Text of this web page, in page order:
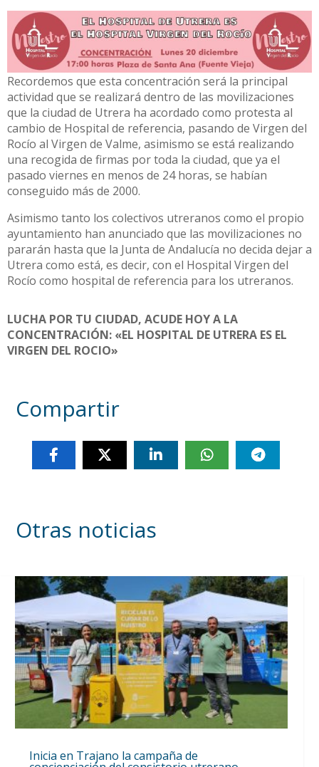
Recordemos que esta concentración será la principal
actividad que se realizará dentro de las movilizaciones
que la ciudad de Utrera ha acordado como protesta al
cambio de Hospital de referencia, pasando de Virgen del
Rocío al Virgen de Valme, asimismo se está realizando
una recogida de firmas por toda la ciudad, que ya el
pasado viernes en menos de 24 horas, se habían
conseguido más de 2000.
Asimismo tanto los colectivos utreranos como el propio
ayuntamiento han anunciado que las movilizaciones no
pararán hasta que la Junta de Andalucía no decida dejar a
Utrera como está, es decir, con el Hospital Virgen del
Rocío como hospital de referencia para los utreranos.
LUCHA POR TU CIUDAD, ACUDE HOY A LA
CONCENTRACIÓN: «EL HOSPITAL DE UTRERA ES EL
VIRGEN DEL ROCIO»
Compartir
Otras noticias
Inicia en Trajano la campaña de